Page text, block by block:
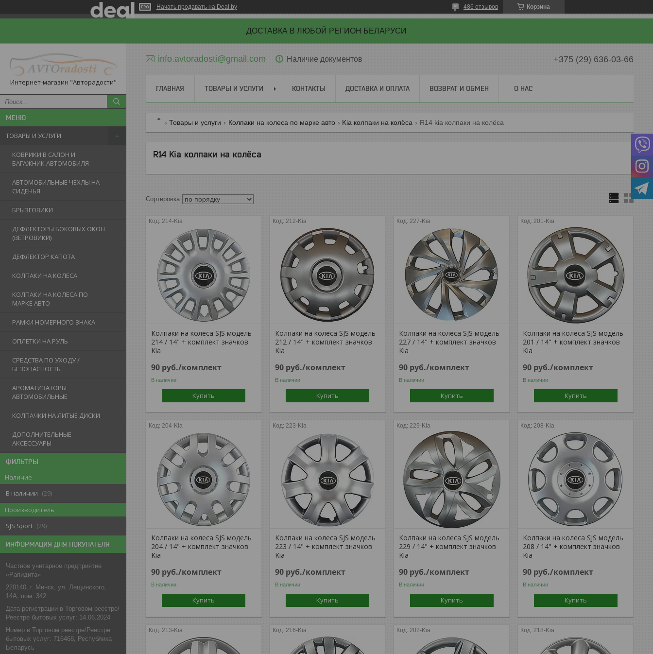
Начать продавать на Deal.by Корзина
486 отзывов
ДОСТАВКА В ЛЮБОЙ РЕГИОН БЕЛАРУСИ
Интернет-магазин "Авторадости"
ТОВАРЫ И УСЛУГИ
КОВРИКИ В САЛОН И
БАГАЖНИК АВТОМОБИЛЯ
АВТОМОБИЛЬНЫЕ ЧЕХЛЫ НА
СИДЕНЬЯ
БРЫЗГОВИКИ
ДЕФЛЕКТОРЫ БОКОВЫХ ОКОН
(ВЕТРОВИКИ)
ДЕФЛЕКТОР КАПОТА
КОЛПАКИ НА КОЛЕСА
КОЛПАКИ НА КОЛЕСА ПО
МАРКЕ АВТО
РАМКИ НОМЕРНОГО ЗНАКА
ОПЛЕТКИ НА РУЛЬ
СРЕДСТВА ПО УХОДУ /
БЕЗОПАСНОСТЬ
АРОМАТИЗАТОРЫ
АВТОМОБИЛЬНЫЕ
КОЛПАЧКИ НА ЛИТЫЕ ДИСКИ
ДОПОЛНИТЕЛЬНЫЕ
АКСЕССУАРЫ
ФИЛЬТРЫ
Наличие
В наличии
29
Производитель
SJS Sport
29
ИНФОРМАЦИЯ ДЛЯ ПОКУПАТЕЛЯ
Частное унитарное предприятие
«Рапидита»
220140, г. Минск, ул. Лещинского,
14А, пом. 342
Дата регистрации в Торговом реестре/
Реестре бытовых услуг: 14.06.2024
Номер в Торговом реестре/Реестре
бытовых услуг: 716468, Республика
Беларусь
info.avtoradosti@gmail.com Наличие документов +375 (29) 636-03-66
ГЛАВНАЯ ТОВАРЫ И УСЛУГИ КОНТАКТЫ ДОСТАВКА И ОПЛАТА ВОЗВРАТ И ОБМЕН О НАС
Товары и услуги Колпаки на колеса по марке авто Kia колпаки на колёса R14 kia колпаки на колёса
R14 Kia колпаки на колёса
214-Kia
Колпаки на колеса SJS модель
214 / 14" + комплект значков
Kia
90 руб./комплект
В наличии
Купить
212-Kia
Колпаки на колеса SJS модель
212 / 14" + комплект значков
Kia
90 руб./комплект
В наличии
Купить
227-Kia
Колпаки на колеса SJS модель
227 / 14" + комплект значков
Kia
90 руб./комплект
В наличии
Купить
201-Kia
Колпаки на колеса SJS модель
201 / 14" + комплект значков
Kia
90 руб./комплект
В наличии
Купить
204-Kia
Колпаки на колеса SJS модель
204 / 14" + комплект значков
Kia
90 руб./комплект
В наличии
Купить
223-Kia
Колпаки на колеса SJS модель
223 / 14" + комплект значков
Kia
90 руб./комплект
В наличии
Купить
229-Kia
Колпаки на колеса SJS модель
229 / 14" + комплект значков
Kia
90 руб./комплект
В наличии
Купить
208-Kia
Колпаки на колеса SJS модель
208 / 14" + комплект значков
Kia
90 руб./комплект
В наличии
Купить
213-Kia 216-Kia 202-Kia 218-Kia